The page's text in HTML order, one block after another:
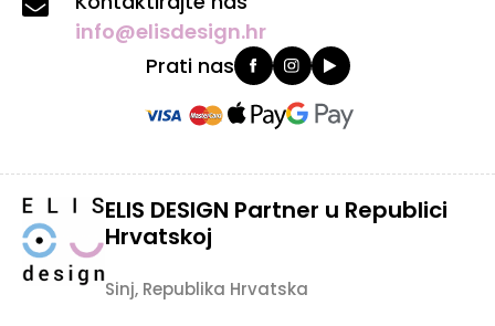
info@elisdesign.hr
Prati nas
ELIS DESIGN Partner u Republici
Hrvatskoj
Sinj, Republika Hrvatska